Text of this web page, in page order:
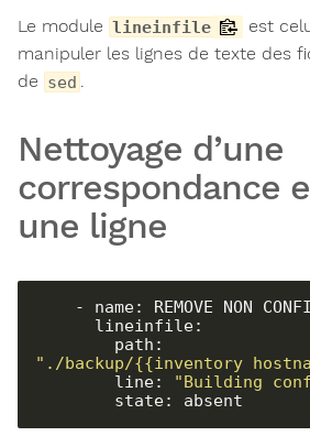
Le module lineinfile
est
manipuler les lignes de texte des
de sed .
Nettoyage d’une
correspondance
une ligne
"./backup/
        line:
"Building
        state: absent